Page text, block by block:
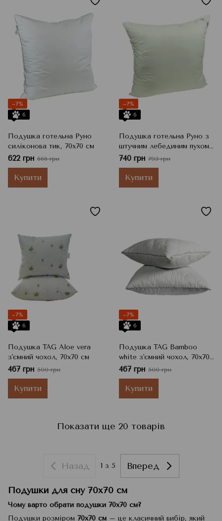
−7%
6
Подушка готельна Руно
силіконова тик, 70x70 см
622 грн 666 грн
Купити
−7%
6
Подушка готельна Руно з
штучним лебединим пухом
тик, 70x70 см
740 грн 793 грн
Купити
−7%
6
Подушка TAG Aloe vera
з'ємний чохол, 70x70 см
467 грн 500 грн
Купити
−7%
6
Подушка TAG Bamboo
white з'ємний чохол, 70x70
см
467 грн 500 грн
Купити
Показати ще 20 товарів
Назад 1 з 5 Вперед
Подушки для сну 70x70 см
Чому варто обрати подушки 70x70 см?
Подушки розміром 70x70 см – це класичний вибір, який